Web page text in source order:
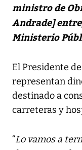
ministro de
Andrade]
Ministerio
El Presidente
representan
destinado a
carreteras y
“Lo vamos a